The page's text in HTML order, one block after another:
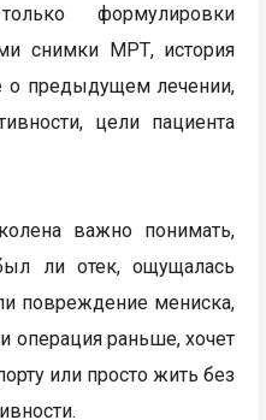
формулировки
снимки МРТ, история
предыдущем лечении,
цели пациента
важно понимать,
ли отек, ощущалась
повреждение мениска,
операция раньше, хочет
или просто жить без